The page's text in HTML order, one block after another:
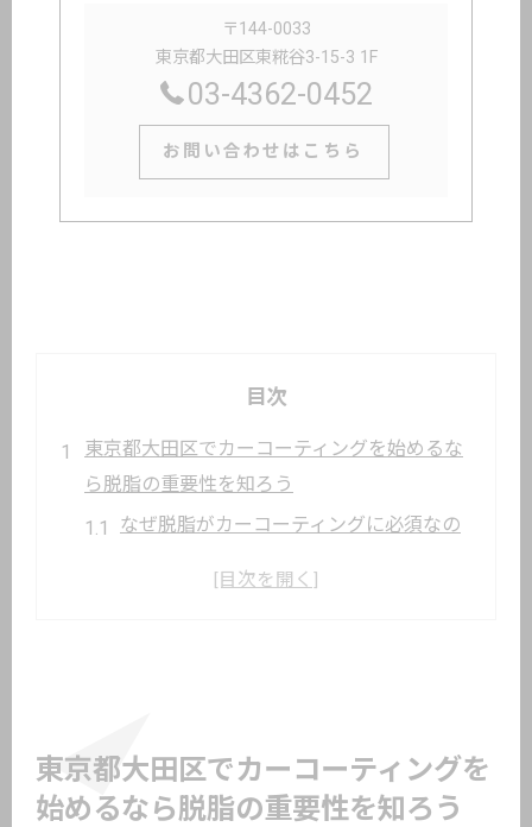
〒144-0033
東京都大田区東糀谷3-15-3 1F
03-4362-0452
お問い合わせはこちら
目次
東京都大田区でカーコーティングを始めるな
ら脱脂の重要性を知ろう
なぜ脱脂がカーコーティングに必須なの
信頼できる脱脂施行業者の見分け方
脱脂で愛車の輝きを最大限引き出す方法
東京都大田区でカーコーティングを
始めるなら脱脂の重要性を知ろう